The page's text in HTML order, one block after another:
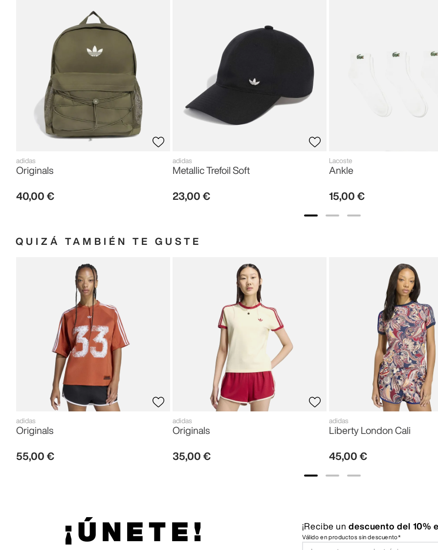
adidas
Originals
40,00 €
adidas
Metallic Trefoil Soft
23,00 €
Lacoste
Ankle
15,00 €
QUIZÁ TAMBIÉN TE GUSTE
adidas
Originals
55,00 €
adidas
Originals
35,00 €
adidas
Liberty London Cali
45,00 €
¡ÚNETE! ¡Recibe un descuento del 10%
Válido en productos sin descuento*